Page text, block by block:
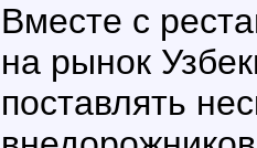
Вместе с
на рынок
поставлять